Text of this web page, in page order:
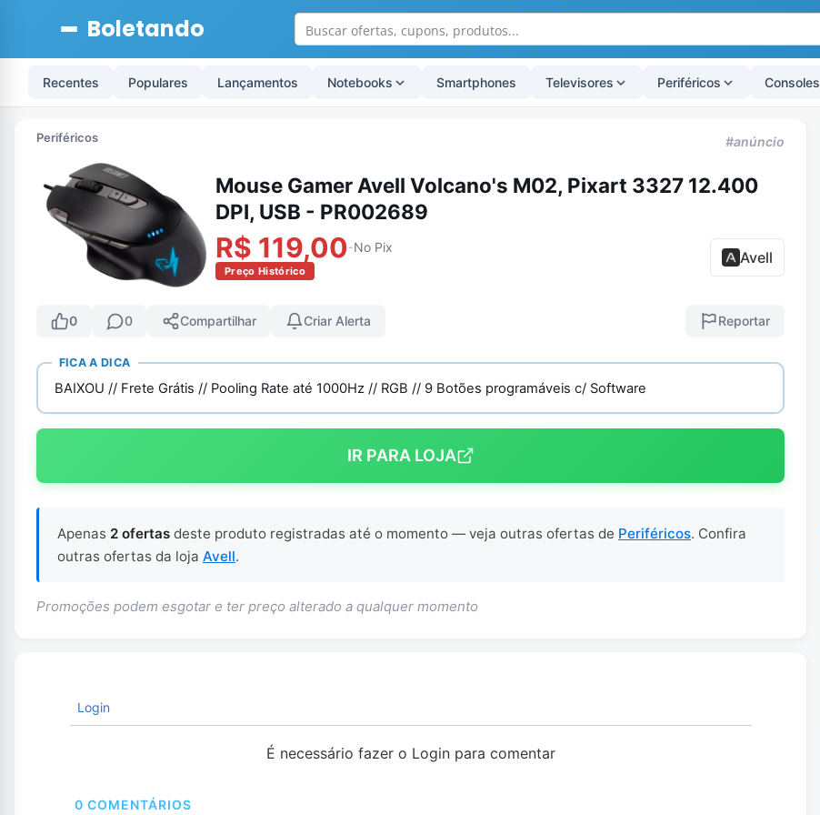
Boletando
Recentes Populares Lançamentos Notebooks Smartphones Televisores Periféricos Consoles
Periféricos #anúncio
Mouse Gamer Avell Volcano's M02, Pixart 3327 12.400
DPI, USB - PR002689
R$ 119,00 -No Pix
Preço Histórico
Avell
0 0 Compartilhar Criar Alerta Reportar
FICA A DICA
BAIXOU // Frete Grátis // Pooling Rate até 1000Hz // RGB // 9 Botões programáveis c/ Software
IR PARA LOJA
Apenas 2 ofertas deste produto registradas até o momento — veja outras ofertas de Periféricos. Confira
outras ofertas da loja Avell.
Promoções podem esgotar e ter preço alterado a qualquer momento
Login
É necessário fazer o Login para comentar
0 COMENTÁRIOS